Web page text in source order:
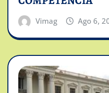
Vimag Ago 6,